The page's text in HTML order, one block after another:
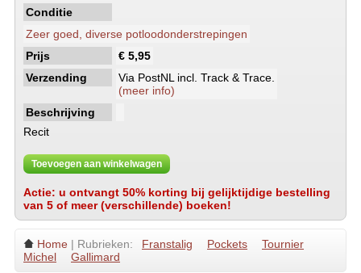
Conditie
Zeer goed, diverse potloodonderstrepingen
Prijs
€ 5,95
Verzending
Via PostNL incl. Track & Trace.
(meer info)
Beschrijving
Recit
Toevoegen aan winkelwagen
Actie: u ontvangt 50% korting bij gelijktijdige bestelling
van 5 of meer (verschillende) boeken!
Home | Rubrieken: Franstalig Pockets
Tournier
Michel
Gallimard